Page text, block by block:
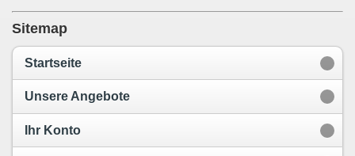
Sitemap
Startseite
Unsere Angebote
Ihr Konto